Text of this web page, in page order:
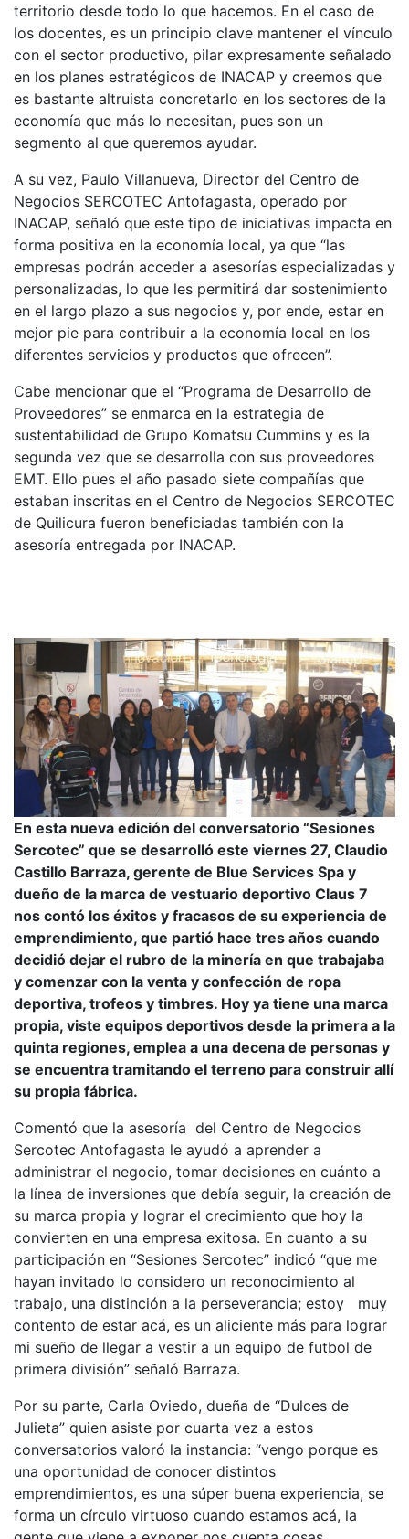
territorio desde todo lo que hacemos. En el caso de
los docentes, es un principio clave mantener el vínculo
con el sector productivo, pilar expresamente señalado
en los planes estratégicos de INACAP y creemos que
es bastante altruista concretarlo en los sectores de la
economía que más lo necesitan, pues son un
segmento al que queremos ayudar.
A su vez, Paulo Villanueva, Director del Centro de
Negocios SERCOTEC Antofagasta, operado por
INACAP, señaló que este tipo de iniciativas impacta en
forma positiva en la economía local, ya que “las
empresas podrán acceder a asesorías especializadas y
personalizadas, lo que les permitirá dar sostenimiento
en el largo plazo a sus negocios y, por ende, estar en
mejor pie para contribuir a la economía local en los
diferentes servicios y productos que ofrecen”.
Cabe mencionar que el “Programa de Desarrollo de
Proveedores” se enmarca en la estrategia de
sustentabilidad de Grupo Komatsu Cummins y es la
segunda vez que se desarrolla con sus proveedores
EMT. Ello pues el año pasado siete compañías que
estaban inscritas en el Centro de Negocios SERCOTEC
de Quilicura fueron beneficiadas también con la
asesoría entregada por INACAP.
En esta nueva edición del conversatorio “Sesiones
Sercotec” que se desarrolló este viernes 27, Claudio
Castillo Barraza, gerente de Blue Services Spa y
dueño de la marca de vestuario deportivo Claus 7
nos contó los éxitos y fracasos de su experiencia de
emprendimiento, que partió hace tres años cuando
decidió dejar el rubro de la minería en que trabajaba
y comenzar con la venta y confección de ropa
deportiva, trofeos y timbres. Hoy ya tiene una marca
propia, viste equipos deportivos desde la primera a la
quinta regiones, emplea a una decena de personas y
se encuentra tramitando el terreno para construir allí
su propia fábrica.
Comentó que la asesoría del Centro de Negocios
Sercotec Antofagasta le ayudó a aprender a
administrar el negocio, tomar decisiones en cuánto a
la línea de inversiones que debía seguir, la creación de
su marca propia y lograr el crecimiento que hoy la
convierten en una empresa exitosa. En cuanto a su
participación en “Sesiones Sercotec” indicó “que me
hayan invitado lo considero un reconocimiento al
trabajo, una distinción a la perseverancia; estoy muy
contento de estar acá, es un aliciente más para lograr
mi sueño de llegar a vestir a un equipo de futbol de
primera división” señaló Barraza.
Por su parte, Carla Oviedo, dueña de “Dulces de
Julieta” quien asiste por cuarta vez a estos
conversatorios valoró la instancia: “vengo porque es
una oportunidad de conocer distintos
emprendimientos, es una súper buena experiencia, se
forma un círculo virtuoso cuando estamos acá, la